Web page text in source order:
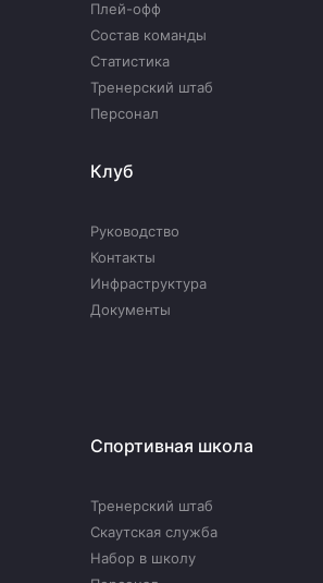
Плей-офф
Состав команды
Статистика
Тренерский штаб
Персонал
Клуб
Руководство
Контакты
Инфраструктура
Документы
Спортивная школа
Тренерский штаб
Скаутская служба
Набор в школу